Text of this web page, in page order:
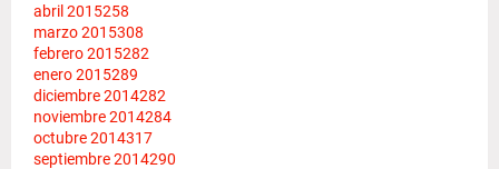
abril 2015258
marzo 2015308
febrero 2015282
enero 2015289
diciembre 2014282
noviembre 2014284
octubre 2014317
septiembre 2014290